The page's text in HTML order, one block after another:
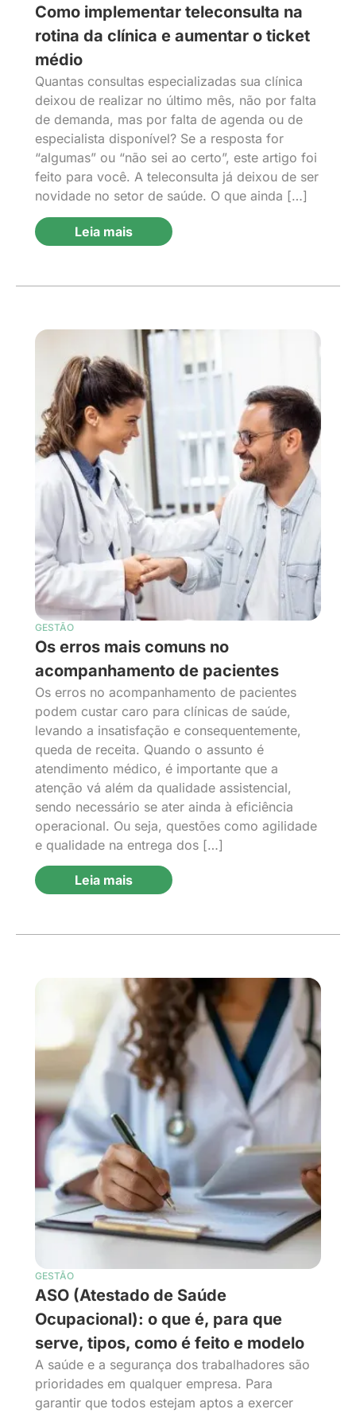
Como implementar teleconsulta na
rotina da clínica e aumentar o ticket
médio
Quantas consultas especializadas sua clínica
deixou de realizar no último mês, não por falta
de demanda, mas por falta de agenda ou de
especialista disponível? Se a resposta for
“algumas” ou “não sei ao certo”, este artigo foi
feito para você. A teleconsulta já deixou de ser
novidade no setor de saúde. O que ainda […]
Leia mais
GESTÃO
Os erros mais comuns no
acompanhamento de pacientes
Os erros no acompanhamento de pacientes
podem custar caro para clínicas de saúde,
levando a insatisfação e consequentemente,
queda de receita. Quando o assunto é
atendimento médico, é importante que a
atenção vá além da qualidade assistencial,
sendo necessário se ater ainda à eficiência
operacional. Ou seja, questões como agilidade
e qualidade na entrega dos […]
Leia mais
GESTÃO
ASO (Atestado de Saúde
Ocupacional): o que é, para que
serve, tipos, como é feito e modelo
A saúde e a segurança dos trabalhadores são
prioridades em qualquer empresa. Para
garantir que todos estejam aptos a exercer